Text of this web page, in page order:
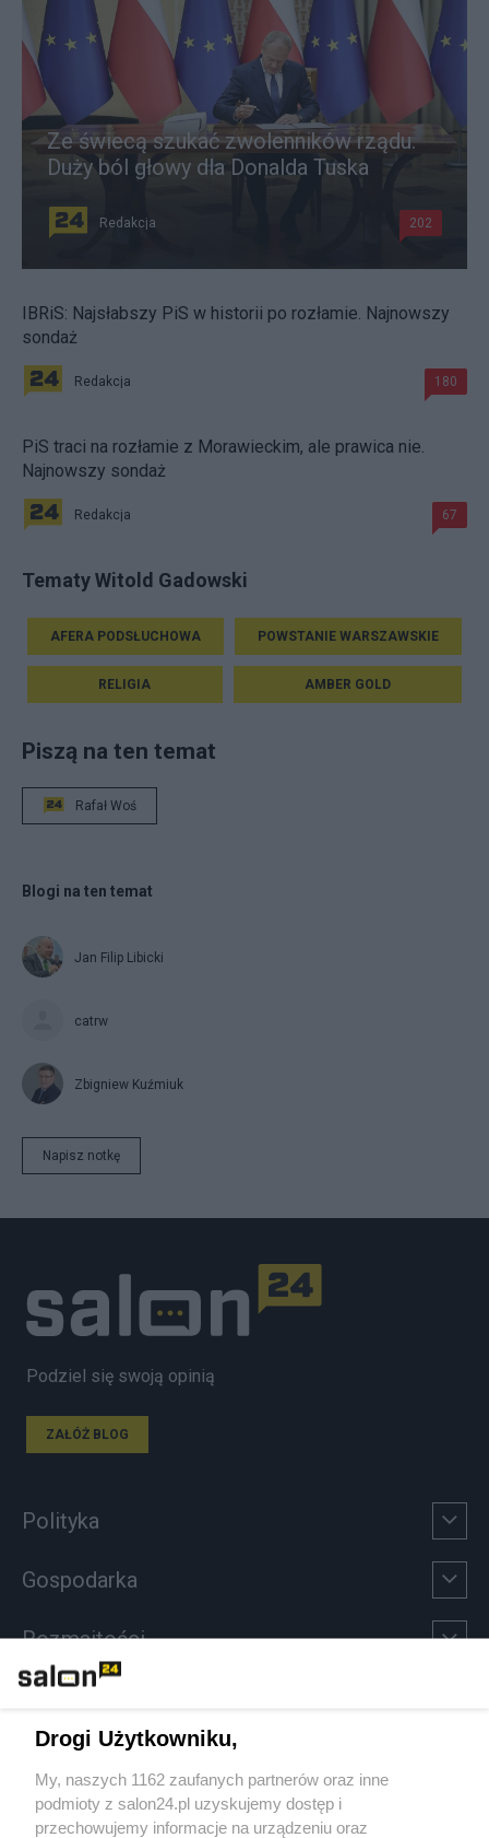
Ze świecą szukać zwolenników rządu.
Duży ból głowy dla Donalda Tuska
Redakcja 202
IBRiS: Najsłabszy PiS w historii po rozłamie. Najnowszy
sondaż
Redakcja 180
PiS traci na rozłamie z Morawieckim, ale prawica nie.
Najnowszy sondaż
Redakcja 67
Tematy Witold Gadowski
AFERA PODSŁUCHOWA POWSTANIE WARSZAWSKIE
RELIGIA AMBER GOLD
Piszą na ten temat
Rafał Woś
Blogi na ten temat
Jan Filip Libicki
catrw
Zbigniew Kuźmiuk
Napisz notkę
Podziel się swoją opinią
ZAŁÓŻ BLOG
Polityka
Gospodarka
Rozmaitości
Sport
Społeczeństwo
Drogi Użytkowniku,
My, naszych 1162 zaufanych partnerów oraz inne
podmioty z salon24.pl uzyskujemy dostęp i
przechowujemy informacje na urządzeniu oraz